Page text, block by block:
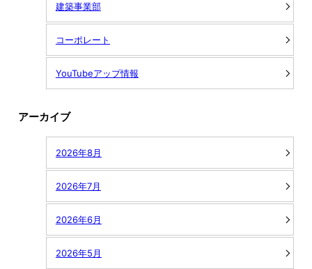
建築事業部
コーポレート
YouTubeアップ情報
アーカイブ
2026年8月
2026年7月
2026年6月
2026年5月